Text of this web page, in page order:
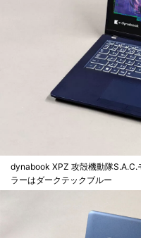
dynabook XPZ 攻殻機動隊S.A.C.
ラーはダークテックブルー